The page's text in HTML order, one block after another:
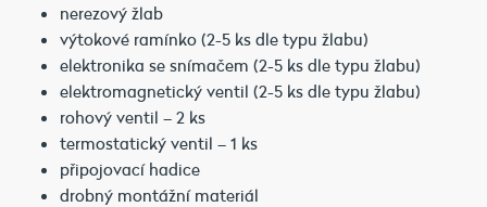
nerezový žlab
výtokové ramínko (2-5 ks dle typu žlabu)
elektronika se snímačem (2-5 ks dle typu žlabu)
elektromagnetický ventil (2-5 ks dle typu žlabu)
rohový ventil – 2 ks
termostatický ventil – 1 ks
připojovací hadice
drobný montážní materiál